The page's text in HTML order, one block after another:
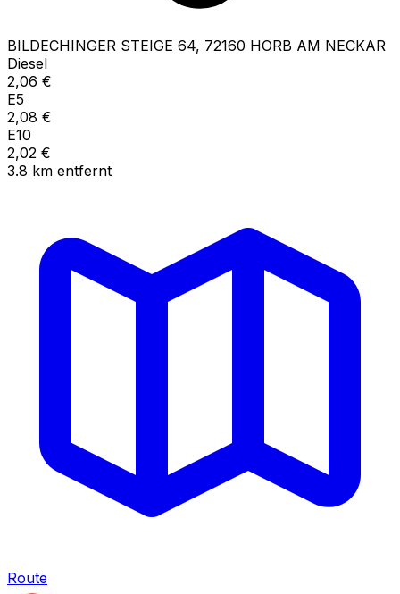
BILDECHINGER STEIGE 64, 72160 HORB AM NECKAR
Diesel
2,06 €
E5
2,08 €
E10
2,02 €
3.8 km entfernt
Route